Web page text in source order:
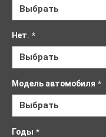
Нет. *
Модель автомобиля *
Годы *